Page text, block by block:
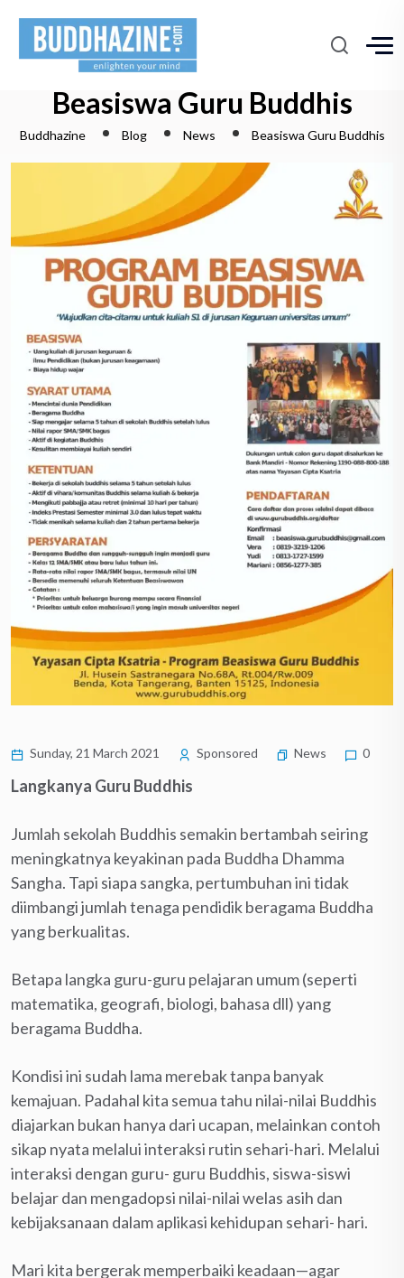
Beasiswa Guru Buddhis
Buddhazine Blog News Beasiswa Guru Buddhis
Sunday, 21 March 2021 Sponsored News 0
Langkanya Guru Buddhis
Jumlah sekolah Buddhis semakin bertambah seiring
meningkatnya keyakinan pada Buddha Dhamma
Sangha. Tapi siapa sangka, pertumbuhan ini tidak
diimbangi jumlah tenaga pendidik beragama Buddha
yang berkualitas.
Betapa langka guru-guru pelajaran umum (seperti
matematika, geografi, biologi, bahasa dll) yang
beragama Buddha.
Kondisi ini sudah lama merebak tanpa banyak
kemajuan. Padahal kita semua tahu nilai-nilai Buddhis
diajarkan bukan hanya dari ucapan, melainkan contoh
sikap nyata melalui interaksi rutin sehari-hari. Melalui
interaksi dengan guru- guru Buddhis, siswa-siswi
belajar dan mengadopsi nilai-nilai welas asih dan
kebijaksanaan dalam aplikasi kehidupan sehari- hari.
Mari kita bergerak memperbaiki keadaan—agar